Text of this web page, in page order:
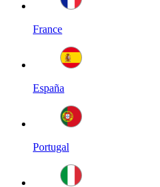
France
España
Portugal